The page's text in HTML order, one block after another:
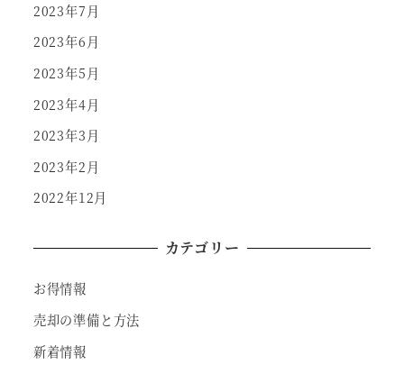
2023年7月
2023年6月
2023年5月
2023年4月
2023年3月
2023年2月
2022年12月
カテゴリー
お得情報
売却の準備と方法
新着情報